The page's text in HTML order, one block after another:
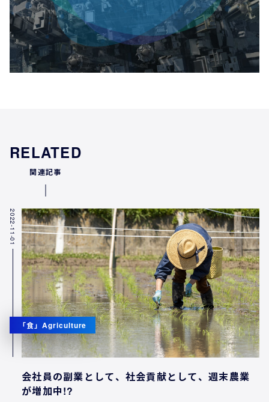
RELATED
関連記事
「食」Agriculture
2022-11-01
会社員の副業として、社会貢献として、週末農業
が増加中!?